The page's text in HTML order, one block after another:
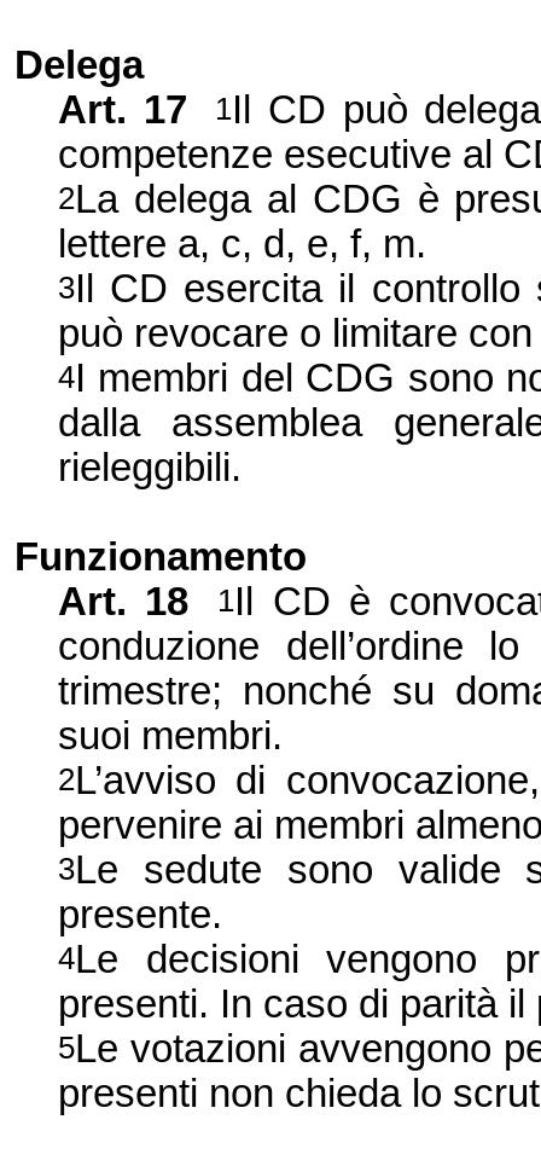
Delega
Art. 17
1Il CD può
competenze esecutive al
2La delega al CDG è
lettere a, c, d, e, f, m.
3Il CD esercita il
può revocare o limitare
4I membri del CDG sono
dalla assemblea
rieleggibili.
Funzionamento
Art. 18
1Il CD è
conduzione dell’ordine
trimestre; nonché su
suoi membri.
2L’avviso di
pervenire ai membri
3Le sedute sono valide
presente.
4Le decisioni vengono
presenti. In caso di parità
5Le votazioni avvengono
presenti non chieda lo